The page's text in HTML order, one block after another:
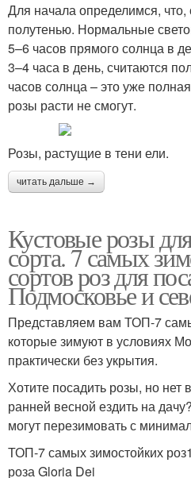
Для начала определимся, что,
полутенью. Нормальные
5–6 часов прямого солнца в
3–4 часа в день, считаются
часов солнца – это уже
розы расти не смогут.
Розы, растущие в тени ели.
читать дальше →
Кустовые розы
сорта. 7 самых
сортов роз для
Подмосковье и
Представляем вам ТОП-7
которые зимуют в условиях
практически без укрытия.
Хотите посадить розы, но нет
ранней весной ездить на
могут перезимовать с
ТОП-7 самых зимостойких
роза Gloria Dei